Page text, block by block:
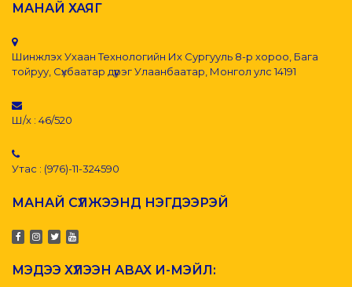
МАНАЙ ХАЯГ
Шинжлэх Ухаан Технологийн Их Сургууль 8-р хороо, Бага
тойруу, Сүхбаатар дүүрэг Улаанбаатар, Монгол улс 14191
Ш/х : 46/520
Утас : (976)-11-324590
МАНАЙ СҮЛЖЭЭНД НЭГДЭЭРЭЙ
МЭДЭЭ ХҮЛЭЭН АВАХ И-МЭЙЛ: